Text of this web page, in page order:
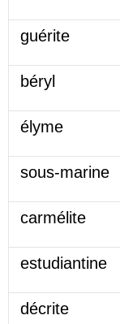
guérite
béryl
élyme
sous-marine
carmélite
estudiantine
décrite